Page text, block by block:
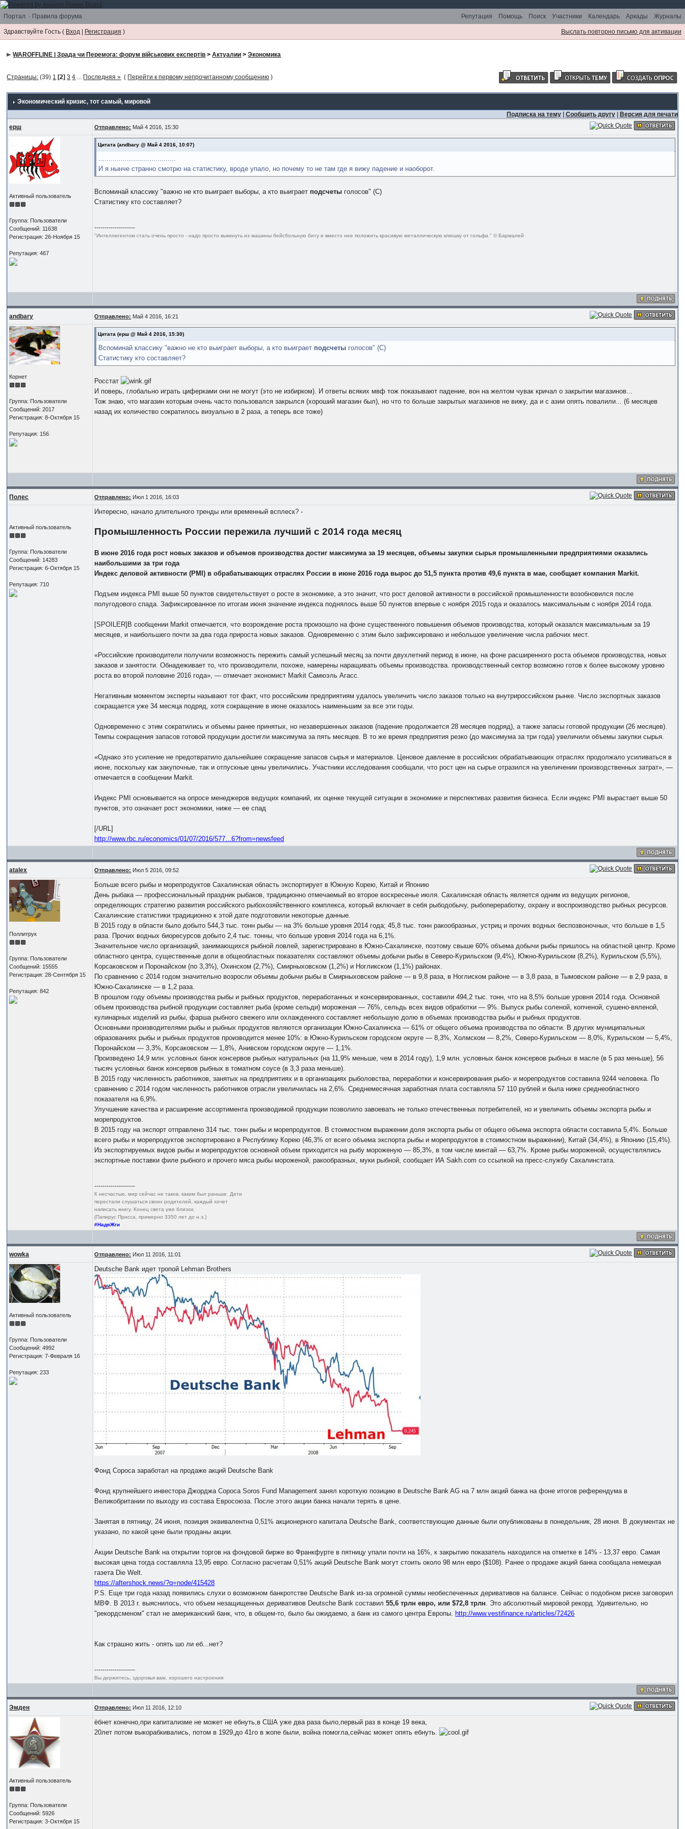
Портал · Правила форума Репутация Помощь Поиск Участники Календарь Аркады Журналы
Здравствуйте Гость ( Вход | Регистрация ) Выслать повторно письмо для активации
WAROFFLINE | Зрада чи Перемога: форум військових експертів >Актуалии >Экономика
Страницы: (39) 1 [2] 3 4 ... Последняя » ( Перейти к первому непрочитанному сообщению )
Экономический кризис, тот самый, мировой
Подписка на тему| Сообщить другу| Версия для печати
ерш
Отправлено: Май 4 2016, 15:30
Активный пользователь
Группа: Пользователи
Сообщений: 11638
Регистрация: 26-Ноября 15
Репутация: 467
Цитата (andbary @ Май 4 2016, 10:07)
И я нынче странно смотрю на статистику, вроде упало, но почему то не там где я вижу падение и наоборот.
Вспоминай классику "важно не кто выиграет выборы, а кто выиграет подсчеты голосов" (С)
Статистику кто составляет?
--------------------
"Интеллигентом стать очень просто - надо просто выкинуть из машины бейсбольную биту и вместо нее положить красивую металлическую клюшку от гольфа." © Бармалей
andbary Отправлено: Май 4 2016, 16:21
Корнет
Группа: Пользователи
Сообщений: 2017
Регистрация: 8-Октября 15
Репутация: 156
Цитата (ерш @ Май 4 2016, 15:30)
Вспоминай классику "важно не кто выиграет выборы, а кто выиграет подсчеты голосов" (С)
Статистику кто составляет?
Росстат
И поверь, глобально играть циферками они не могут (это не избирком). И ответы всяких мвф тож показывают падение, вон на желтом чувак кричал о закрытии магазинов...
Тож знаю, что магазин которым очень часто пользовался закрылся (хороший магазин был), но что то больше закрытых магазинов не вижу, да и с азии опять повалили... (6 месяцев
назад их количество сократилось визуально в 2 раза, а теперь все тоже)
Полес Отправлено: Июл 1 2016, 16:03
Активный пользователь
Группа: Пользователи
Сообщений: 14283
Регистрация: 6-Октября 15
Репутация: 710
Интересно, начало длительного тренды или временный всплеск? -
Промышленность России пережила лучший с 2014 года месяц
В июне 2016 года рост новых заказов и объемов производства достиг максимума за 19 месяцев, объемы закупки сырья промышленными предприятиями оказались
наибольшими за три года
Индекс деловой активности (PMI) в обрабатывающих отраслях России в июне 2016 года вырос до 51,5 пункта против 49,6 пункта в мае, сообщает компания Markit.
Подъем индекса PMI выше 50 пунктов свидетельствует о росте в экономике, а это значит, что рост деловой активности в российской промышленности возобновился после
полугодового спада. Зафиксированное по итогам июня значение индекса поднялось выше 50 пунктов впервые с ноября 2015 года и оказалось максимальным с ноября 2014 года.
[SPOILER]В сообщении Markit отмечается, что возрождение роста произошло на фоне существенного повышения объемов производства, который оказался максимальным за 19
месяцев, и наибольшего почти за два года прироста новых заказов. Одновременно с этим было зафиксировано и небольшое увеличение числа рабочих мест.
«Российские производители получили возможность пережить самый успешный месяц за почти двухлетний период в июне, на фоне расширенного роста объемов производства, новых
заказов и занятости. Обнадеживает то, что производители, похоже, намерены наращивать объемы производства. производственный сектор возможно готов к более высокому уровню
роста во второй половине 2016 года», — отмечает экономист Markit Самюэль Агасс.
Негативным моментом эксперты называют тот факт, что российским предприятиям удалось увеличить число заказов только на внутрироссийском рынке. Число экспортных заказов
сокращается уже 34 месяца подряд, хотя сокращение в июне оказалось наименьшим за все эти годы.
Одновременно с этим сократились и объемы ранее принятых, но незавершенных заказов (падение продолжается 28 месяцев подряд), а также запасы готовой продукции (26 месяцев).
Темпы сокращения запасов готовой продукции достигли максимума за пять месяцев. В то же время предприятия резко (до максимума за три года) увеличили объемы закупки сырья.
«Однако это усиление не предотвратило дальнейшее сокращение запасов сырья и материалов. Ценовое давление в российских обрабатывающих отраслях продолжало усиливаться в
июне, поскольку как закупочные, так и отпускные цены увеличились. Участники исследования сообщали, что рост цен на сырье отразился на увеличении производственных затрат», —
отмечается в сообщении Markit.
Индекс PMI основывается на опросе менеджеров ведущих компаний, их оценке текущей ситуации в экономике и перспективах развития бизнеса. Если индекс PMI вырастает выше 50
пунктов, это означает рост экономики, ниже — ее спад
[/URL]
http://www.rbc.ru/economics/01/07/2016/577...6?from=newsfeed
atalex Отправлено: Июл 5 2016, 09:52
Поллитрук
Группа: Пользователи
Сообщений: 15555
Регистрация: 28-Сентября 15
Репутация: 842
Больше всего рыбы и морепродуктов Сахалинская область экспортирует в Южную Корею, Китай и Японию
День рыбака — профессиональный праздник рыбаков, традиционно отмечаемый во второе воскресенье июля. Сахалинская область является одним из ведущих регионов,
определяющих стратегию развития российского рыбохозяйственного комплекса, который включает в себя рыбодобычу, рыбопереработку, охрану и воспроизводство рыбных ресурсов.
Сахалинские статистики традиционно к этой дате подготовили некоторые данные.
В 2015 году в области было добыто 544,3 тыс. тонн рыбы — на 3% больше уровня 2014 года; 45,8 тыс. тонн ракообразных, устриц и прочих водных беспозвоночных, что больше в 1,5
раза. Прочих водных биоресурсов добыто 2,4 тыс. тонны, что больше уровня 2014 года на 6,1%.
Значительное число организаций, занимающихся рыбной ловлей, зарегистрировано в Южно-Сахалинске, поэтому свыше 60% объема добычи рыбы пришлось на областной центр. Кроме
областного центра, существенные доли в общеобластных показателях составляют объемы добычи рыбы в Северо-Курильском (9,4%), Южно-Курильском (8,2%), Курильском (5,5%),
Корсаковском и Поронайском (по 3,3%), Охинском (2,7%), Смирныховском (1,2%) и Ногликском (1,1%) районах.
По сравнению с 2014 годом значительно возросли объемы добычи рыбы в Смирныховском районе — в 9,8 раза, в Ноглиском районе — в 3,8 раза, в Тымовском районе — в 2,9 раза, в
Южно-Сахалинске — в 1,2 раза.
В прошлом году объемы производства рыбы и рыбных продуктов, переработанных и консервированных, составили 494,2 тыс. тонн, что на 8,5% больше уровня 2014 года. Основной
объем производства рыбной продукции составляет рыба (кроме сельди) мороженая — 76%, сельдь всех видов обработки — 9%. Выпуск рыбы соленой, копченой, сушено-вяленой,
кулинарных изделий из рыбы, фарша рыбного свежего или охлажденного составляет небольшую долю в объемах производства рыбы и рыбных продуктов.
Основными производителями рыбы и рыбных продуктов являются организации Южно-Сахалинска — 61% от общего объема производства по области. В других муниципальных
образованиях рыбы и рыбных продуктов производится менее 10%: в Южно-Курильском городском округе — 8,3%, Холмском — 8,2%, Северо-Курильском — 8,0%, Курильском — 5,4%,
Поронайском — 3,3%, Корсаковском — 1,8%, Анивском городском округе — 1,1%.
Произведено 14,9 млн. условных банок консервов рыбных натуральных (на 11,9% меньше, чем в 2014 году), 1,9 млн. условных банок консервов рыбных в масле (в 5 раз меньше), 56
тысяч условных банок консервов рыбных в томатном соусе (в 3,3 раза меньше).
В 2015 году численность работников, занятых на предприятиях и в организациях рыболовства, переработки и консервирования рыбо- и морепродуктов составила 9244 человека. По
сравнению с 2014 годом численность работников отрасли увеличилась на 2,6%. Среднемесячная заработная плата составляла 57 110 рублей и была ниже среднеобластного
показателя на 6,9%.
Улучшение качества и расширение ассортимента производимой продукции позволило завоевать не только отечественных потребителей, но и увеличить объемы экспорта рыбы и
морепродуктов.
В 2015 году на экспорт отправлено 314 тыс. тонн рыбы и морепродуктов. В стоимостном выражении доля экспорта рыбы от общего объема экспорта области составила 5,4%. Больше
всего рыбы и морепродуктов экспортировано в Республику Корею (46,3% от всего объема экспорта рыбы и морепродуктов в стоимостном выражении), Китай (34,4%), в Японию (15,4%).
Из экспортируемых видов рыбы и морепродуктов основной объем приходится на рыбу мороженую — 85,3%, в том числе минтай — 63,7%. Кроме рыбы мороженой, осуществлялись
экспортные поставки филе рыбного и прочего мяса рыбы мороженой, ракообразных, муки рыбной, сообщает ИА Sakh.com со ссылкой на пресс-службу Сахалинстата.
--------------------
К несчастью, мир сейчас не таков, каким был раньше. Дети
перестали слушаться своих родителей, каждый хочет
написать книгу. Конец света уже близок.
(Папирус Присса, примерно 3350 лет до н.э.)
#НадяЖги
wowka Отправлено: Июл 11 2016, 11:01
Активный пользователь
Группа: Пользователи
Сообщений: 4992
Регистрация: 7-Февраля 16
Репутация: 233
Deutsche Bank идет тропой Lehman Brothers
Фонд Сороса заработал на продаже акций Deutsche Bank
Фонд крупнейшего инвестора Джорджа Сороса Soros Fund Management занял короткую позицию в Deutsche Bank AG на 7 млн акций банка на фоне итогов референдума в
Великобритании по выходу из состава Евросоюза. После этого акции банка начали терять в цене.
Занятая в пятницу, 24 июня, позиция эквивалентна 0,51% акционерного капитала Deutsche Bank, соответствующие данные были опубликованы в понедельник, 28 июня. В документах не
указано, по какой цене были проданы акции.
Акции Deutsche Bank на открытии торгов на фондовой бирже во Франкфурте в пятницу упали почти на 16%, к закрытию показатель находился на отметке в 14% - 13,37 евро. Самая
высокая цена тогда составляла 13,95 евро. Согласно расчетам 0,51% акций Deutsche Bank могут стоить около 98 млн евро ($108). Ранее о продаже акций банка сообщала немецкая
газета Die Welt.
https://aftershock.news/?q=node/415428
P.S. Еще три года назад появились слухи о возможном банкротстве Deutsche Bank из-за огромной суммы необеспеченных деривативов на балансе. Сейчас о подобном риске заговорил
МВФ. В 2013 г. выяснилось, что объем незащищенных деривативов Deutsche Bank составил55,6 трлн евро, или $72,8 трлн . Это абсолютный мировой рекорд. Удивительно, но
"рекордсменом" стал не американский банк, что, в общем-то, было бы ожидаемо, а банк из самого центра Европы.
http://www.vestifinance.ru/articles/72426
Как страшно жить - опять шо ли еб...нет?
--------------------
Вы держитесь, здоровья вам, хорошего настроения
Эмден Отправлено: Июл 11 2016, 12:10
Активный пользователь
Группа: Пользователи
Сообщений: 5926
Регистрация: 3-Октября 15
ёбнет конечно,при капитализме не может не ебнуть,в США уже два раза было,первый раз в конце 19 века,
20лет потом выкорабкивались, потом в 1929,до 41го в жопе были, война помогла,сейчас может опять ебнуть.